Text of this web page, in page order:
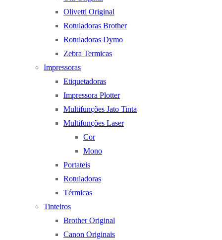
Olivetti Original
Rotuladoras Brother
Rotuladoras Dymo
Zebra Termicas
Impressoras
Etiquetadoras
Impressora Plotter
Multifunções Jato Tinta
Multifunções Laser
Cor
Mono
Portateis
Rotuladoras
Térmicas
Tinteiros
Brother Original
Canon Originais